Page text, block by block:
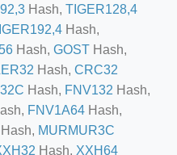
Hash, TIGER128,4
Hash,
Hash, GOST Hash,
Hash, CRC32
Hash, FNV132 Hash,
FNV1A64 Hash,
Hash, MURMUR3C
Hash, XXH64